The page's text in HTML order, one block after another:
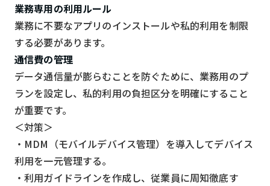
業務専用の利用ルール
業務に不要なアプリのインストールや私的利用を制限
する必要があります。
通信費の管理
データ通信量が膨らむことを防ぐために、業務用のプ
ランを設定し、私的利用の負担区分を明確にすること
が重要です。
＜対策＞
・MDM（モバイルデバイス管理）を導入してデバイス
利用を一元管理する。
・利用ガイドラインを作成し、従業員に周知徹底す